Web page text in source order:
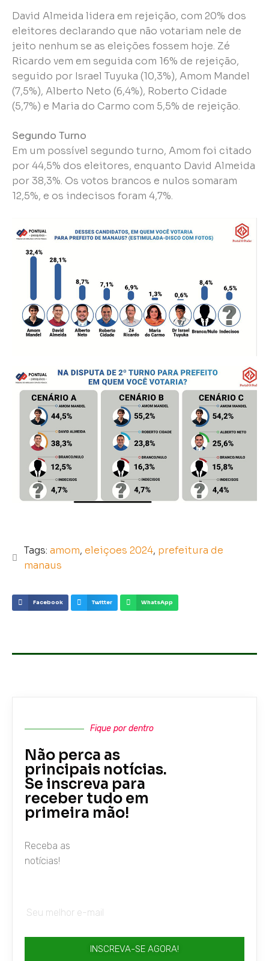
David Almeida lidera em rejeição, com 20% dos
eleitores declarando que não votariam nele de
jeito nenhum se as eleições fossem hoje. Zé
Ricardo vem em seguida com 16% de rejeição,
seguido por Israel Tuyuka (10,3%), Amom Mandel
(7,5%), Alberto Neto (6,4%), Roberto Cidade
(5,7%) e Maria do Carmo com 5,5% de rejeição.
Segundo Turno
Em um possível segundo turno, Amom foi citado
por 44,5% dos eleitores, enquanto David Almeida
por 38,3%. Os votos brancos e nulos somaram
12,5%, e os indecisos foram 4,7%.
Tags: amom, eleiçoes 2024, prefeitura de
manaus
Facebook Twitter WhatsApp
Fique por dentro
Não perca as
principais notícias.
Se inscreva para
receber tudo em
primeira mão!
Receba as
notícias!
INSCREVA-SE AGORA!